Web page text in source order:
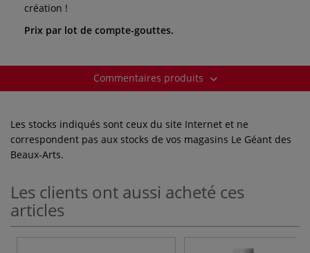
création !
Prix par lot de compte-gouttes.
Commentaires produits
Les stocks indiqués sont ceux du site Internet et ne
correspondent pas aux stocks de vos magasins Le Géant des
Beaux-Arts.
Les clients ont aussi acheté ces
articles